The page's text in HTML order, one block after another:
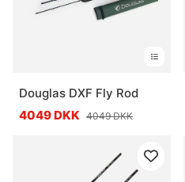
Douglas DXF Fly Rod
4049 DKK 4049 DKK